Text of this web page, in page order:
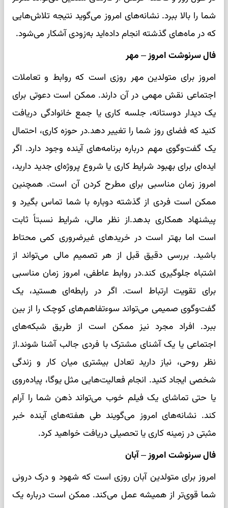
شما را بالا ببرد. نشانه‌های امروز می‌گوید نتیجه تلاش‌هایی
که در ماه‌های گذشته انجام داده‌اید به‌زودی آشکار می‌شود.
فال سرنوشت امروز – مهر
امروز برای متولدین مهر روزی است که روابط و تعاملات
اجتماعی نقش مهمی در آن دارند. ممکن است دعوتی برای
یک دیدار دوستانه، جلسه کاری یا جمع خانوادگی دریافت
کنید که فضای روز شما را تغییر دهد.در حوزه کاری، احتمال
یک گفت‌وگوی مهم درباره برنامه‌های آینده وجود دارد. اگر
ایده‌ای برای بهبود شرایط کاری یا شروع پروژه‌ای جدید دارید،
امروز زمان مناسبی برای مطرح کردن آن است. همچنین
ممکن است فردی از گذشته دوباره با شما تماس بگیرد و
پیشنهاد همکاری بدهد.از نظر مالی، شرایط نسبتاً ثابت
است اما بهتر است در خریدهای غیرضروری کمی محتاط
باشید. بررسی دقیق قبل از هر تصمیم مالی می‌تواند از
اشتباه جلوگیری کند.در روابط عاطفی، امروز زمان مناسبی
برای تقویت ارتباط است. اگر در رابطه‌ای هستید، یک
گفت‌وگوی صمیمی می‌تواند سوءتفاهم‌های کوچک را از بین
ببرد. افراد مجرد نیز ممکن است از طریق شبکه‌های
اجتماعی یا یک آشنای مشترک با فردی جالب آشنا شوند.از
نظر روحی، نیاز دارید تعادل بیشتری میان کار و زندگی
شخصی ایجاد کنید. انجام فعالیت‌هایی مثل یوگا، پیاده‌روی
یا حتی تماشای یک فیلم خوب می‌تواند ذهن شما را آرام
کند. نشانه‌های امروز می‌گویند طی هفته‌های آینده خبر
مثبتی در زمینه کاری یا تحصیلی دریافت خواهید کرد.
فال سرنوشت امروز – آبان
امروز برای متولدین آبان روزی است که شهود و درک درونی
شما قوی‌تر از همیشه عمل می‌کند. ممکن است درباره یک